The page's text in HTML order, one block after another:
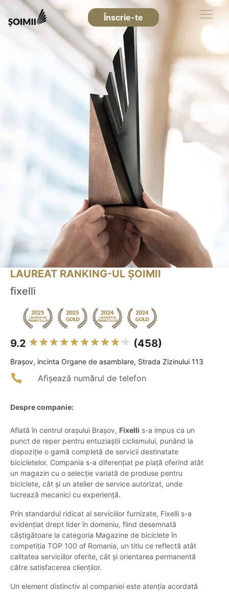
Înscrie-te
LAUREAT RANKING-UL ȘOIMII
fixelli
9.2 (458)
Braşov, incinta Organe de asamblare, Strada Zizinului 113
Afișează numărul de telefon
Despre companie:
Aflată în centrul orașului Brașov, Fixelli s-a impus ca un
punct de reper pentru entuziaștii ciclismului, punând la
dispoziție o gamă completă de servicii destinatate
bicicletelor. Compania s-a diferențiat pe piață oferind atât
un magazin cu o selecție variată de produse pentru
biciclete, cât și un atelier de service autorizat, unde
lucrează mecanici cu experiență.
Prin standardul ridicat al serviciilor furnizate, Fixelli s-a
evidențiat drept lider în domeniu, fiind desemnată
câștigătoare la categoria Magazine de biciclete în
competiția TOP 100 of Romania, un titlu ce reflectă atât
calitatea serviciilor oferite, cât și orientarea permanentă
către satisfacerea clienților.
Un element distinctiv al companiei este atenția acordată